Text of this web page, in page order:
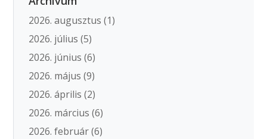
2026. augusztus (1)
2026. július (5)
2026. június (6)
2026. május (9)
2026. április (2)
2026. március (6)
2026. február(6)